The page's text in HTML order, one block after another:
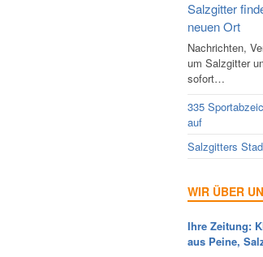
Salzgitter
neuen Ort
Nachrichten,
um Salzgitter
sofort…
335
auf
Salzgitters
WIR ÜBER
Ihre Zeitung:
aus Peine,